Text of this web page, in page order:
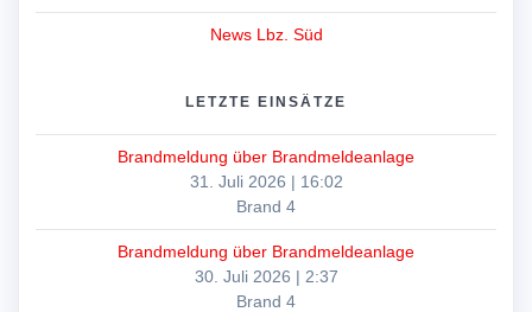
News Lbz. Süd
LETZTE EINSÄTZE
Brandmeldung über Brandmeldeanlage
31. Juli 2026 | 16:02
Brand 4
Brandmeldung über Brandmeldeanlage
30. Juli 2026 | 2:37
Brand 4